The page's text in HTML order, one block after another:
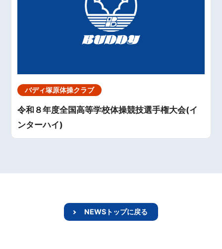
バディ塚原体操クラブ
令和８年度全国高等学校体操競技選手権大会(イ
ンターハイ)
NEWSトップに戻る